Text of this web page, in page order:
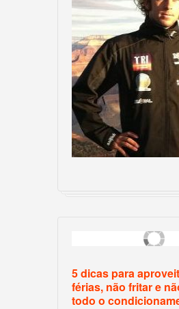
5 dicas para
férias, não fritar e
todo o